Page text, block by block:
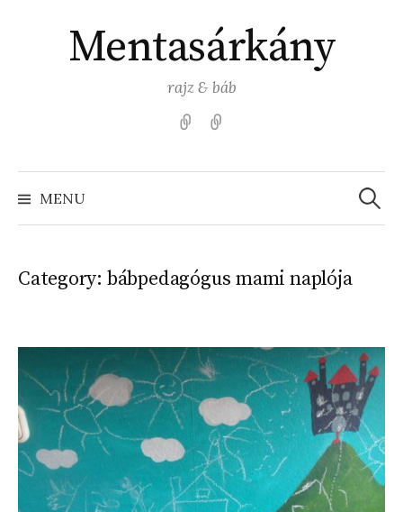
contentMentasárkány
rajz & báb
Kezdőlap
MENU
Search
for:
Category: bábpedagógus mami naplója